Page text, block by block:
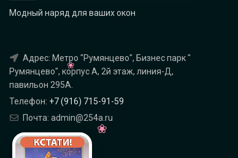
Модный наряд для ваших окон
Адрес: Метро "Румянцево", Бизнес парк "
Румянцево", корпус А, 2й этаж, линия-Д,
павильон 295A.
Телефон: +7 (916) 715-91-59
Почта: admin@254a.ru